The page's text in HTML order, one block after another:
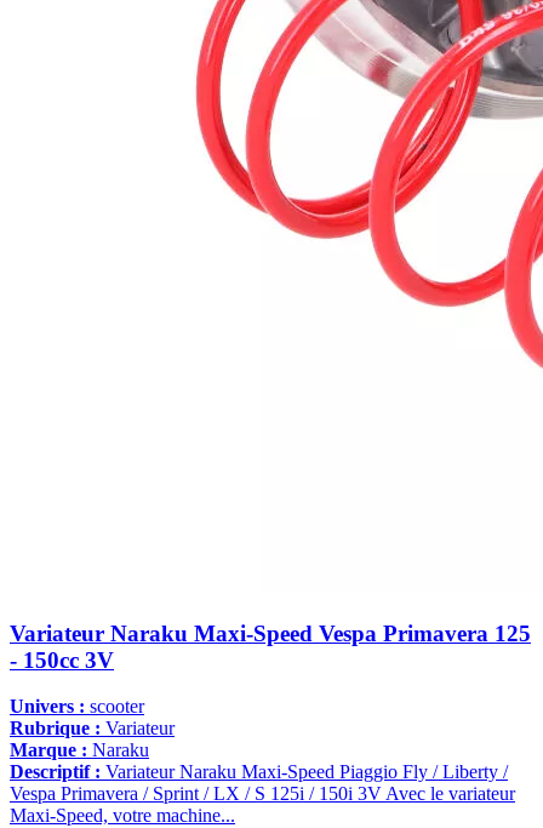
Variateur Naraku Maxi-Speed Vespa Primavera 125
- 150cc 3V
Univers : scooter
Rubrique : Variateur
Marque : Naraku
Descriptif : Variateur Naraku Maxi-Speed Piaggio Fly / Liberty /
Vespa Primavera / Sprint / LX / S 125i / 150i 3V Avec le variateur
Maxi-Speed, votre machine...